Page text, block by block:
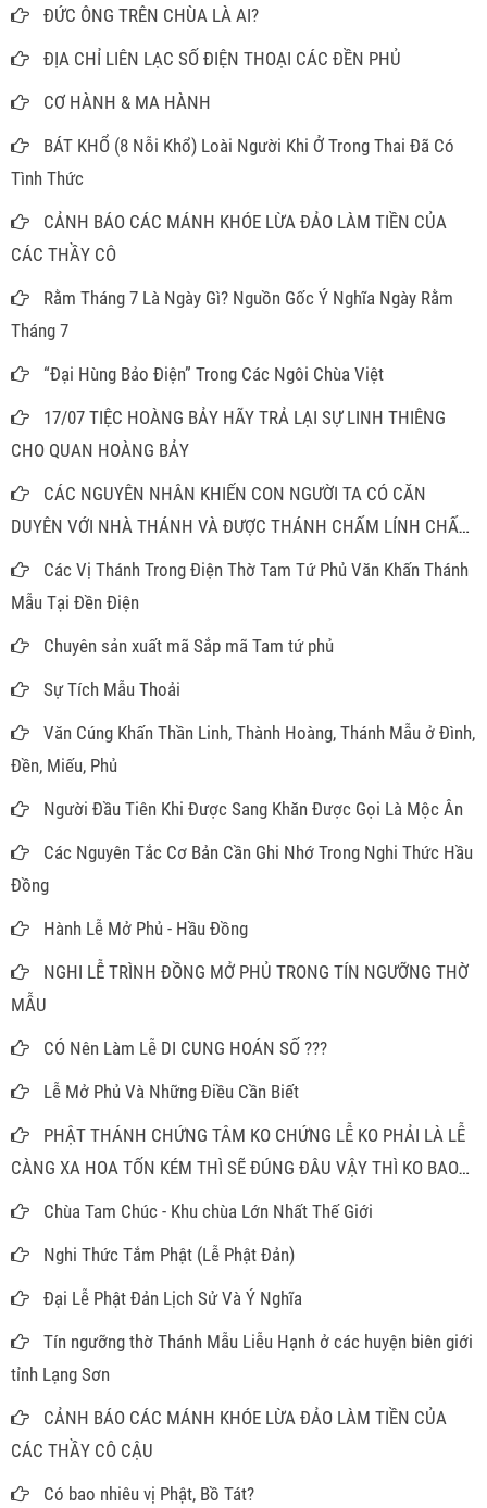
ĐỨC ÔNG TRÊN CHÙA LÀ AI?
ĐỊA CHỈ LIÊN LẠC SỐ ĐIỆN THOẠI CÁC ĐỀN PHỦ
CƠ HÀNH & MA HÀNH
BÁT KHỔ (8 Nỗi Khổ) Loài Người Khi Ở Trong Thai Đã Có
Tình Thức
CẢNH BÁO CÁC MÁNH KHÓE LỪA ĐẢO LÀM TIỀN CỦA
CÁC THẦY CÔ
Rằm Tháng 7 Là Ngày Gì? Nguồn Gốc Ý Nghĩa Ngày Rằm
Tháng 7
“Đại Hùng Bảo Điện” Trong Các Ngôi Chùa Việt
17/07 TIỆC HOÀNG BẢY HÃY TRẢ LẠI SỰ LINH THIÊNG
CHO QUAN HOÀNG BẢY
CÁC NGUYÊN NHÂN KHIẾN CON NGƯỜI TA CÓ CĂN
DUYÊN VỚI NHÀ THÁNH VÀ ĐƯỢC THÁNH CHẤM LÍNH CHẤM
ĐỒNGCác Vị Thánh Trong Điện Thờ Tam Tứ Phủ Văn Khấn Thánh
Mẫu Tại Đền Điện
Chuyên sản xuất mã Sắp mã Tam tứ phủ
Sự Tích Mẫu Thoải
Văn Cúng Khấn Thần Linh, Thành Hoàng, Thánh Mẫu ở Đình,
Đền, Miếu, Phủ
Người Đầu Tiên Khi Được Sang Khăn Được Gọi Là Mộc Ân
Các Nguyên Tắc Cơ Bản Cần Ghi Nhớ Trong Nghi Thức Hầu
Đồng
Hành Lễ Mở Phủ - Hầu Đồng
NGHI LỄ TRÌNH ĐỒNG MỞ PHỦ TRONG TÍN NGƯỠNG THỜ
MẪU
CÓ Nên Làm Lễ DI CUNG HOÁN SỐ ???
Lễ Mở Phủ Và Những Điều Cần Biết
PHẬT THÁNH CHỨNG TÂM KO CHỨNG LỄ KO PHẢI LÀ LỄ
CÀNG XA HOA TỐN KÉM THÌ SẼ ĐÚNG ĐÂU VẬY THÌ KO BAO
GIỜ PHẢI MÂM CAO CỖ ĐẦY ĐỂ LÀM GÌ
Chùa Tam Chúc - Khu chùa Lớn Nhất Thế Giới
Nghi Thức Tắm Phật (Lễ Phật Đản)
Đại Lễ Phật Đản Lịch Sử Và Ý Nghĩa
Tín ngưỡng thờ Thánh Mẫu Liễu Hạnh ở các huyện biên giới
tỉnh Lạng Sơn
CẢNH BÁO CÁC MÁNH KHÓE LỪA ĐẢO LÀM TIỀN CỦA
CÁC THẦY CÔ CẬU
Có bao nhiêu vị Phật, Bồ Tát?